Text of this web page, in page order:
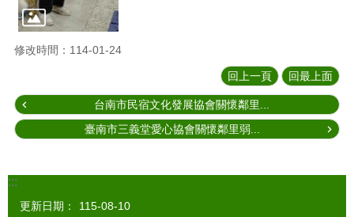
修改時間：114-01-24
回上一頁 回最上面
台南市民宿文化發展協會關懷鄰里...
臺南市三義堂愛心協會關懷鄰里弱...
:::
更新日期：
115-08-10